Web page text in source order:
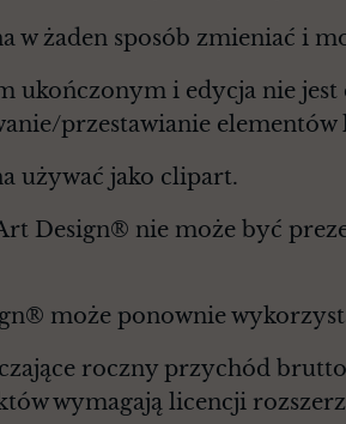
w żaden sposób zmieniać i
ukończonym i edycja nie
przestawianie
używać jako clipart.
Design® nie może być
może ponownie
roczny przychód
wymagają licencji